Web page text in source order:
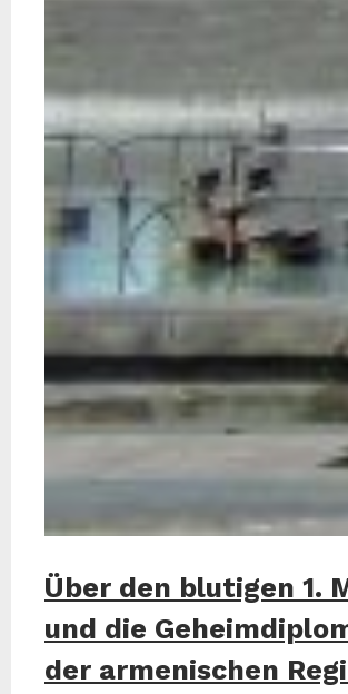
Über den blutigen 1.
und die
der armenischen